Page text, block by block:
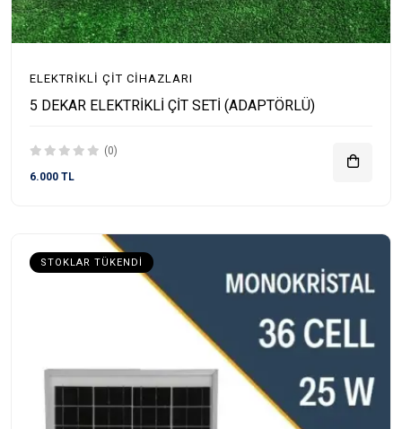
ELEKTRIKLI ÇIT CIHAZLARI
5 DEKAR ELEKTRİKLİ ÇİT SETİ (ADAPTÖRLÜ)
(0)
6.000 TL
STOKLAR TÜKENDI